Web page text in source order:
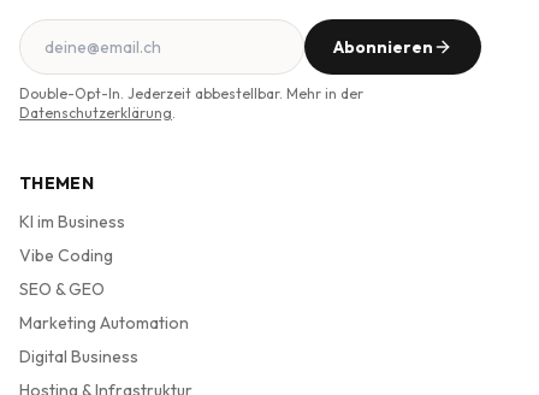
Abonnieren
Double-Opt-In. Jederzeit abbestellbar. Mehr in der
Datenschutzerklärung.
THEMEN
KI im Business
Vibe Coding
SEO & GEO
Marketing Automation
Digital Business
Hosting & Infrastruktur